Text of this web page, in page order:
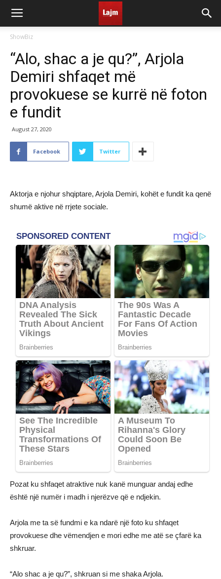
ShowBiz
“Alo, shac a je qu?”, Arjola
Demiri shfaqet më
provokuese se kurrë në foton
e fundit
August 27, 2020
Facebook Twitter
Aktorja e njohur shqiptare, Arjola Demiri, kohët e fundit ka qenë
shumë aktive në rrjete sociale.
Pozat ku shfaqet atraktive nuk kanë munguar andaj edhe
është një numër i madh i njerëzve që e ndjekin.
Arjola me ta së fundmi e ka ndarë një foto ku shfaqet
provokuese dhe vëmendjen e mori edhe me atë se çfarë ka
shkruar.
“Alo shac a je qu?”, shkruan si me shaka Arjola.